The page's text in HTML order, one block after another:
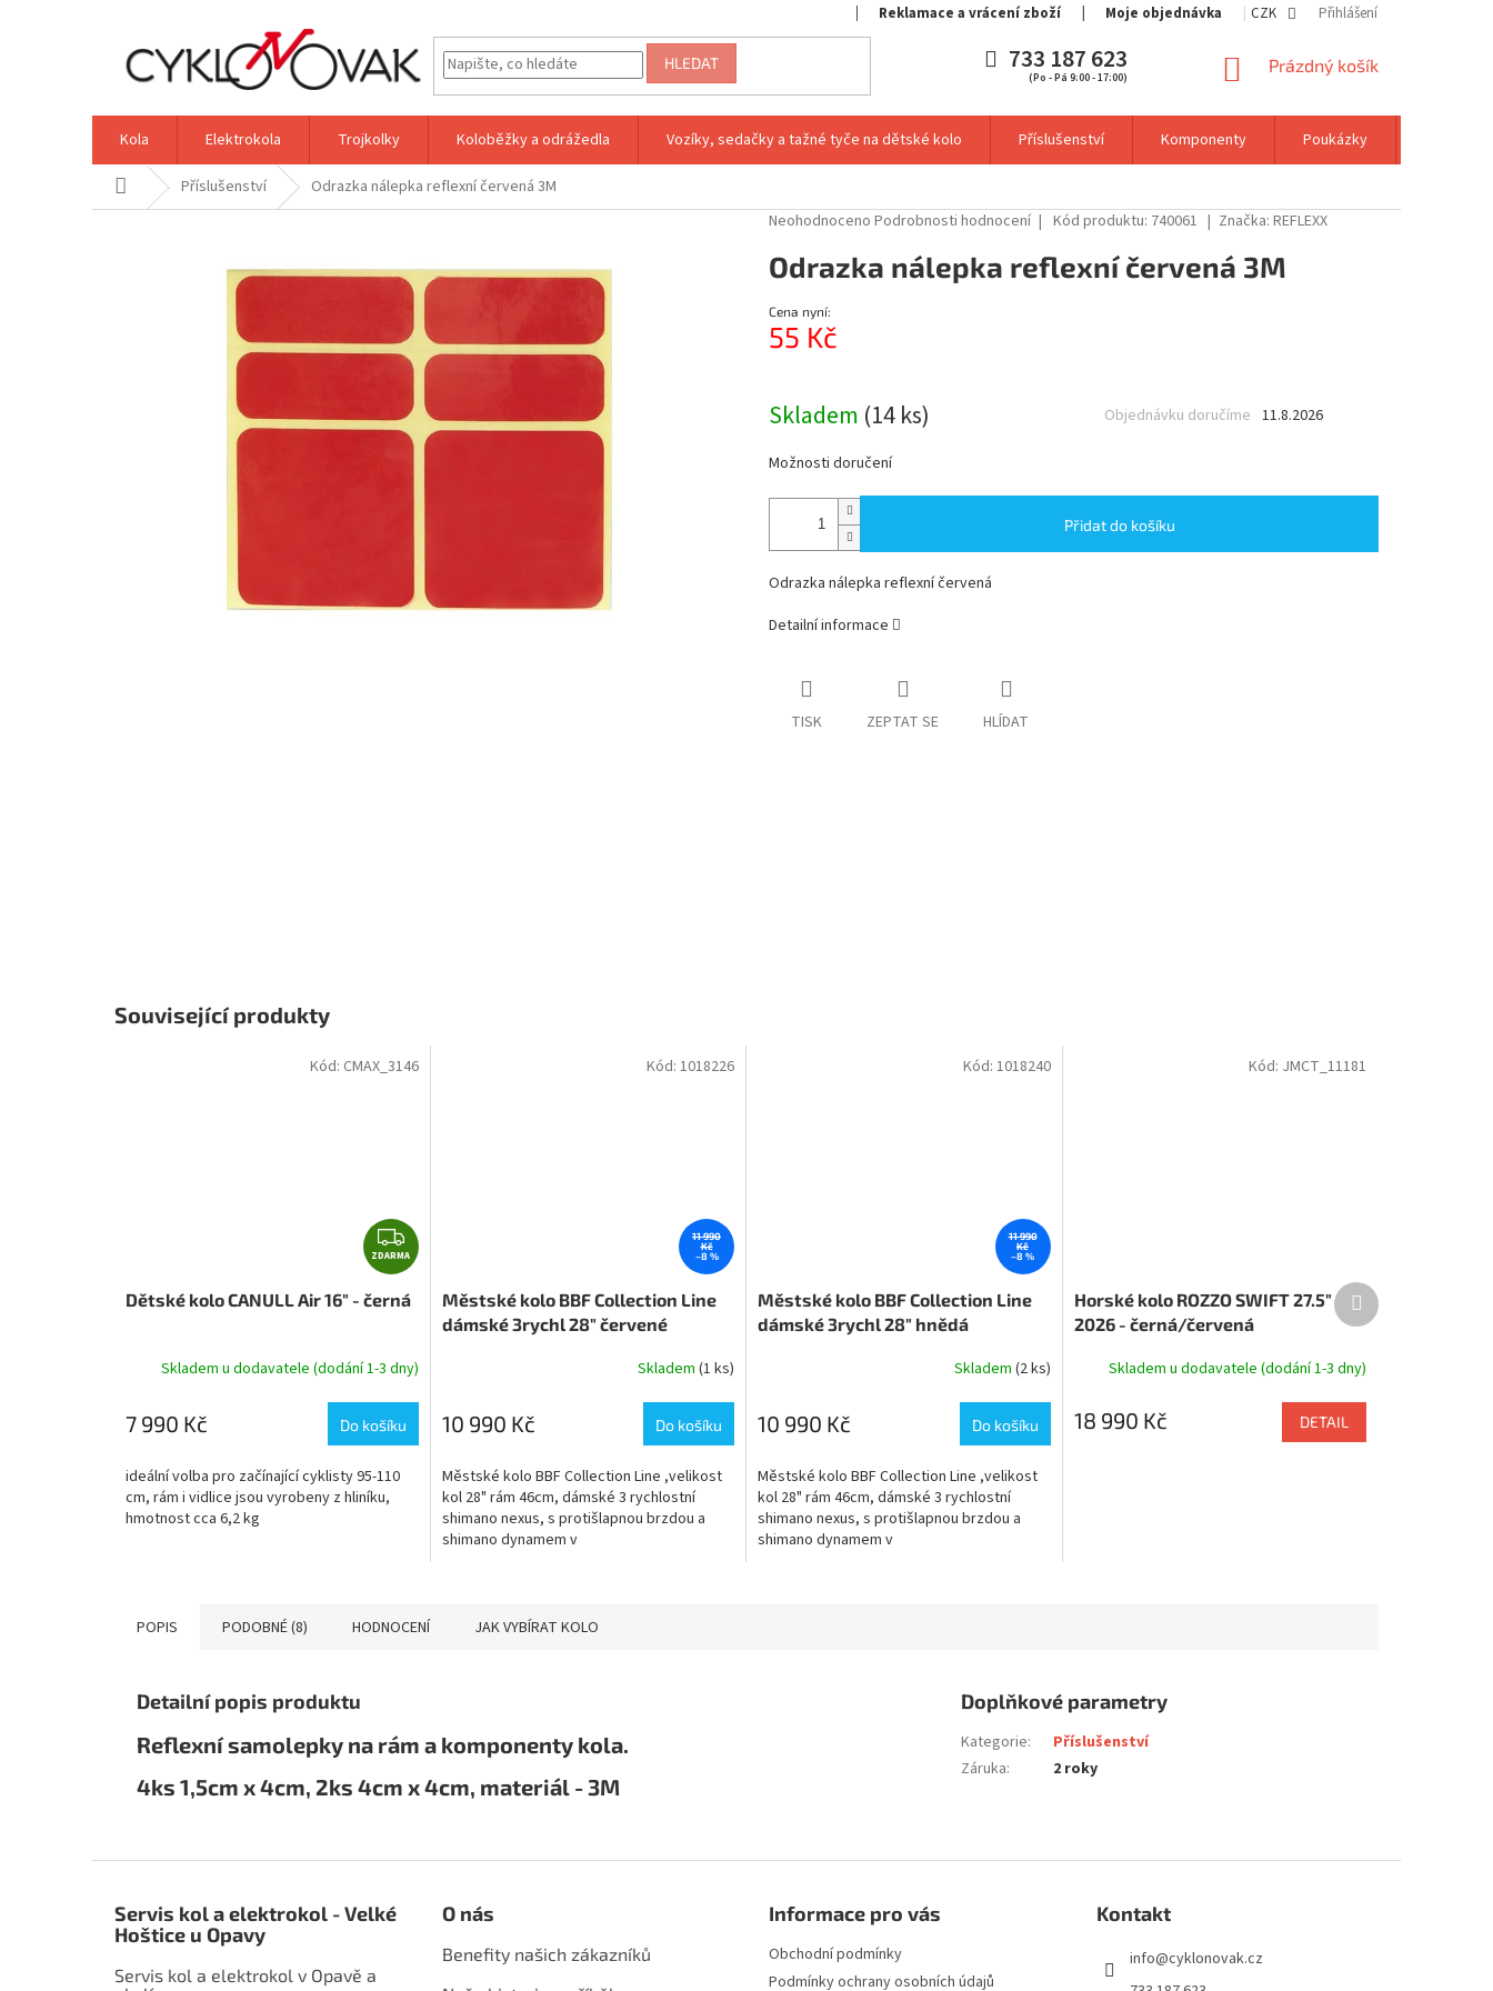
Reklamace a vrácení zboží Moje objednávka CZK Přihlášení
HLEDAT 733 187 623
(Po - Pá 9:00 - 17:00)
NÁKUPNÍ
Prázdný košík
Kola Elektrokola Trojkolky Koloběžky a odrážedla Vozíky, sedačky a tažné tyče na dětské kolo Příslušenství Komponenty Poukázky
Domů Příslušenství
Odrazka nálepka reflexní červená 3M
Průměrné
produktu
je
0,0
z
5
Neohodnoceno Podrobnosti hodnocení Kód produktu: 740061 Značka:REFLEXX
Odrazka nálepka reflexní červená 3M
Cena nyní:
55 Kč
Skladem (14 ks) 11.8.2026
Objednávku doručíme
Možnosti doručení
Přidat do košíku
Odrazka nálepka reflexní červená
Detailní informace
TISK ZEPTAT SE HLÍDAT
Související produkty
Z
D
A
R
A
ZDARMA
Dětské kolo CANULL Air 16" - černá
Skladem u dodavatele (dodání 1-3 dny)
7 990 Kč Do košíku
ideální volba pro začínající cyklisty 95-110
cm, rám i vidlice jsou vyrobeny z hliníku,
hmotnost cca 6,2 kg
Kód: CMAX_3146
11 990
Kč
–8 %
Městské kolo BBF Collection Line
dámské 3rychl 28" červené
Skladem (1 ks)
10 990 Kč Do košíku
Městské kolo BBF Collection Line ,velikost
kol 28" rám 46cm, dámské 3 rychlostní
shimano nexus, s protišlapnou brzdou a
shimano dynamem v
Kód: 1018226
11 990
Kč
–8 %
Městské kolo BBF Collection Line
dámské 3rychl 28" hnědá
Skladem (2 ks)
10 990 Kč Do košíku
Městské kolo BBF Collection Line ,velikost
kol 28" rám 46cm, dámské 3 rychlostní
shimano nexus, s protišlapnou brzdou a
shimano dynamem v
Kód: 1018240
Horské kolo ROZZO SWIFT 27.5"
2026 - černá/červená
Skladem u dodavatele (dodání 1-3 dny)
18 990 Kč DETAIL
Kód: JMCT_11181
Další
produkt
POPIS PODOBNÉ (8) HODNOCENÍ JAK VYBÍRAT KOLO
Detailní popis produktu
Reflexní samolepky na rám a komponenty kola.
4ks 1,5cm x 4cm, 2ks 4cm x 4cm, materiál - 3M
Doplňkové parametry
Kategorie:
Příslušenství
Záruka: 2 roky
Servis kol a elektrokol - Velké
Hoštice u Opavy
Servis kol a elektrokol v Opavě a
O nás
Benefity našich zákazníků
Informace pro vás
Obchodní podmínky
Podmínky ochrany osobních údajů
Kontakt
info@cyklonovak.cz